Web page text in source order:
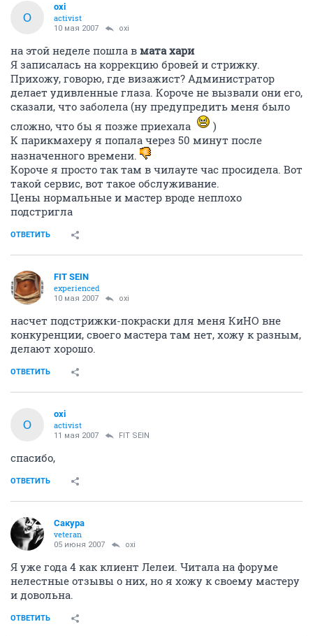
O
oxi
activist
10 мая 2007 oxi
на этой неделе пошла в мата хари
Я записалась на коррекцию бровей и стрижку.
Прихожу, говорю, где визажист? Администратор
делает удивленные глаза. Короче не вызвали они его,
сказали, что заболела (ну предупредить меня было
сложно, что бы я позже приехала
)
К парикмахеру я попала через 50 минут после
назначенного времени.
Короче я просто так там в чилауте час просидела. Вот
такой сервис, вот такое обслуживание.
Цены нормальные и мастер вроде неплохо
подстригла
ОТВЕТИТЬ
FIT SEIN
experienced
10 мая 2007 oxi
насчет подстрижки-покраски для меня КиНО вне
конкуренции, своего мастера там нет, хожу к разным,
делают хорошо.
ОТВЕТИТЬ
O
oxi
activist
11 мая 2007 FIT SEIN
спасибо,
ОТВЕТИТЬ
Сакура
veteran
05 июня 2007 oxi
Я уже года 4 как клиент Лелеи. Читала на форуме
нелестные отзывы о них, но я хожу к своему мастеру
и довольна.
ОТВЕТИТЬ